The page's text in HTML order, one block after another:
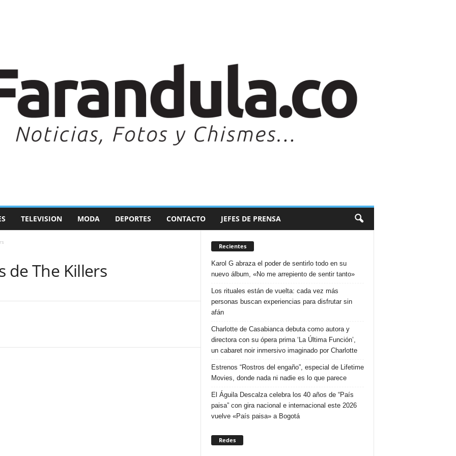
TELEVISION MODA DEPORTES CONTACTO JEFES DE PRENSA
de The Killers
Recientes
Karol G abraza el poder de sentirlo todo en su
nuevo álbum, «No me arrepiento de sentir tanto»
Los rituales están de vuelta: cada vez más
personas buscan experiencias para disfrutar sin
afán
Charlotte de Casabianca debuta como autora y
directora con su ópera prima ‘La Última Función’,
un cabaret noir inmersivo imaginado por Charlotte
Estrenos “Rostros del engaño”, especial de Lifetime
Movies, donde nada ni nadie es lo que parece
El Águila Descalza celebra los 40 años de “País
paisa” con gira nacional e internacional este 2026
vuelve «País paisa» a Bogotá
Redes